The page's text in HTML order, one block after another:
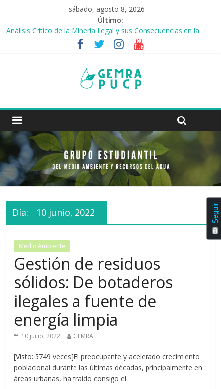
sábado, agosto 8, 2026
Último:
Análisis Crítico de la Minería Ilegal y sus Consecuencias en la
Reserva Natural de Tambopata
Contaminación del aire: grupos afectados y medidas de
Día: 10 junio, 2022
Medio Ambiente
Gestión de residuos
sólidos: De botaderos
ilegales a fuente de
energía limpia
10 junio, 2022 GEMRA
[Visto: 5749 veces]El preocupante y acelerado crecimiento
poblacional durante las últimas décadas, principalmente en
áreas urbanas, ha traído consigo el
Seguir